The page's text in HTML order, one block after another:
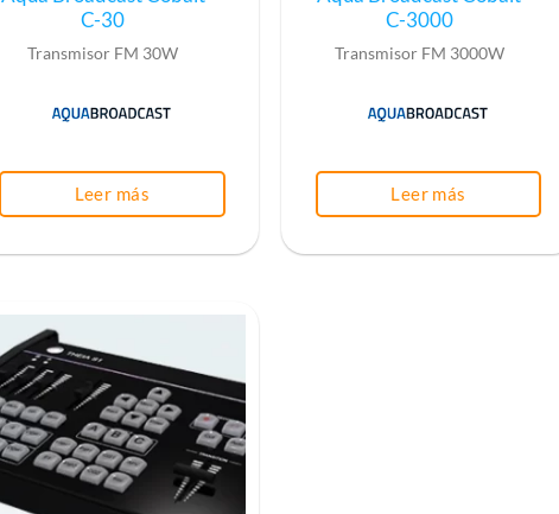
C-30
Transmisor FM 30W
Leer más
C-3000
Transmisor FM 3000W
Leer más